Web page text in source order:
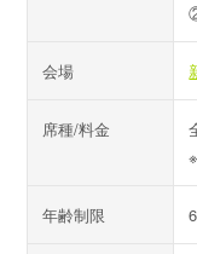
会場
席種/料金
年齢制限